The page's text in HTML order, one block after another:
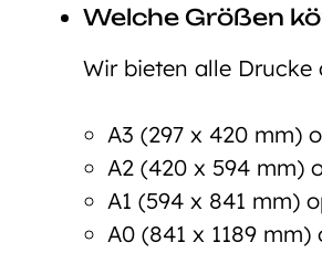
Welche Größen
Wir bieten alle Drucke
A3 (297 x 420 mm)
A2 (420 x 594 mm)
A1 (594 x 841 mm)
A0 (841 x 1189